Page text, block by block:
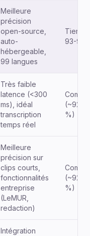
Meilleure
précision
open-source,
auto-
hébergeable,
99 langues
Tier 1
93-95
Très faible
latence (<300
ms), idéal
transcription
temps réel
(~92-
%)
Meilleure
précision sur
clips courts,
fonctionnalités
entreprise
(LeMUR,
redaction)
(~92-
%)
Intégration